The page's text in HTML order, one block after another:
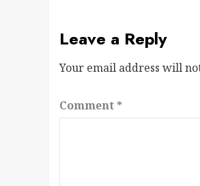
Leave a Reply
Your email address will
Comment *